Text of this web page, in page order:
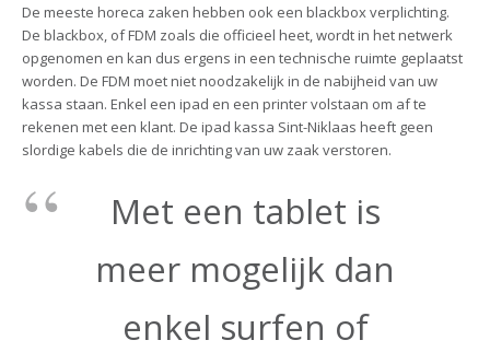
De meeste horeca zaken hebben ook een blackbox verplichting.
De blackbox, of FDM zoals die officieel heet, wordt in het netwerk
opgenomen en kan dus ergens in een technische ruimte geplaatst
worden. De FDM moet niet noodzakelijk in de nabijheid van uw
kassa staan. Enkel een ipad en een printer volstaan om af te
rekenen met een klant. De ipad kassa Sint-Niklaas heeft geen
slordige kabels die de inrichting van uw zaak verstoren.
Met een tablet is
meer mogelijk dan
enkel surfen of